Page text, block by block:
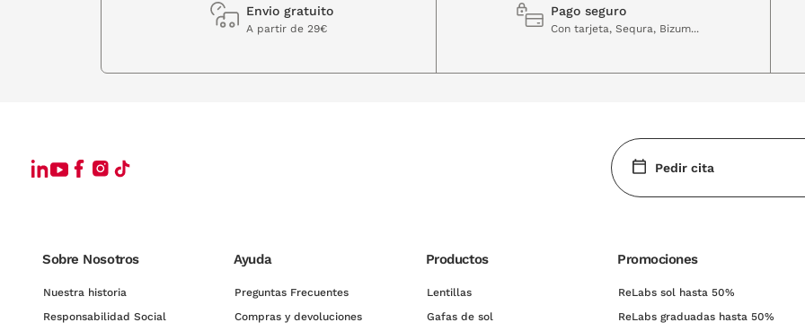
Envio gratuito
A partir de 29€
Pago seguro
Con tarjeta, Sequra, Bizum...
Pedir cita
Sobre Nosotros
Nuestra historia
Responsabilidad Social
Ayuda
Preguntas Frecuentes
Compras y devoluciones
Productos
Lentillas
Gafas de sol
Promociones
ReLabs sol hasta 50%
ReLabs graduadas hasta 50%